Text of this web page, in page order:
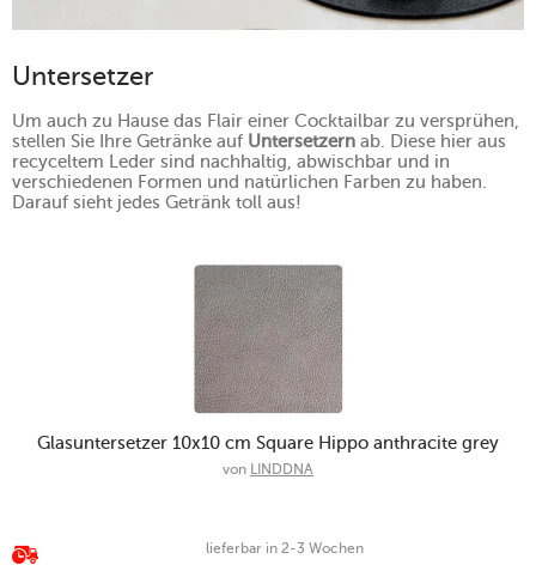
Untersetzer
Um auch zu Hause das Flair einer Cocktailbar zu versprühen,
stellen Sie Ihre Getränke auf Untersetzern ab. Diese hier aus
recyceltem Leder sind nachhaltig, abwischbar und in
verschiedenen Formen und natürlichen Farben zu haben.
Darauf sieht jedes Getränk toll aus!
Glasuntersetzer 10x10 cm Square Hippo anthracite grey
von LINDDNA
lieferbar in 2-3 Wochen